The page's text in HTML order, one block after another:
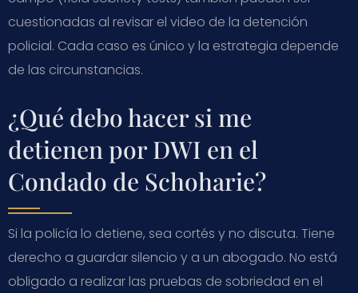
cuestionadas al revisar el video de la detención
policial. Cada caso es único y la estrategia depende
de las circunstancias.
¿Qué debo hacer si me
detienen por DWI en el
Condado de Schoharie?
Si la policía lo detiene, sea cortés y no discuta. Tiene
derecho a guardar silencio y a un abogado. No está
obligado a realizar las pruebas de sobriedad en el